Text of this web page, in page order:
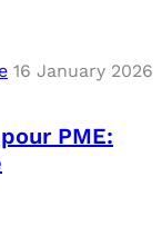
16 January 2026
PME: